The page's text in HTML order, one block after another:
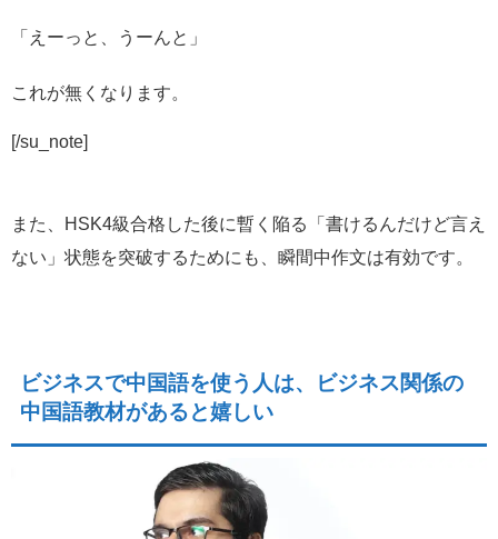
「えーっと、うーんと」
これが無くなります。
[/su_note]
また、HSK4級合格した後に暫く陥る「書けるんだけど言え
ない」状態を突破するためにも、瞬間中作文は有効です。
ビジネスで中国語を使う人は、ビジネス関係の
中国語教材があると嬉しい